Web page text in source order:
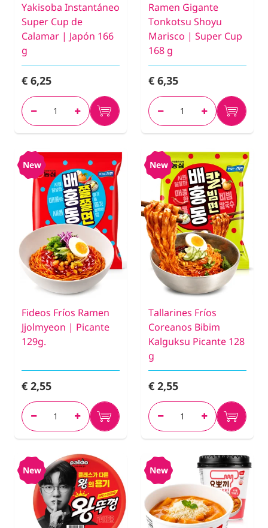
Yakisoba Instantáneo
Super Cup de
Calamar | Japón 166
g
€ 6,25
Ramen Gigante
Tonkotsu Shoyu
Marisco | Super Cup
168 g
€ 6,35
New
Fideos Fríos Ramen
Jjolmyeon | Picante
129g.
€ 2,55
New
Tallarines Fríos
Coreanos Bibim
Kalguksu Picante 128
g
€ 2,55
New New